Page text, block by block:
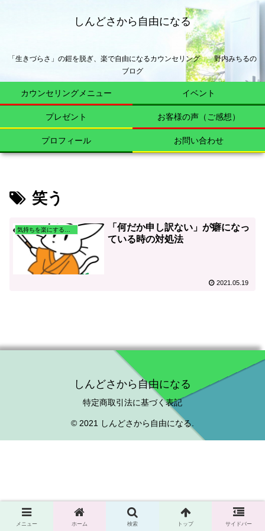
しんどさから自由になる
「生きづらさ」の鎧を脱ぎ、楽で自由になるカウンセリング 野内みちるの
ブログ
カウンセリングメニュー イベント
プレゼント お客様の声（ご感想）
プロフィール お問い合わせ
笑う
「何だか申し訳ない」が癖になっ
ている時の対処法
2021.05.19
しんどさから自由になる
特定商取引法に基づく表記
© 2021 しんどさから自由になる.
メニュー ホーム 検索 トップ サイドバー